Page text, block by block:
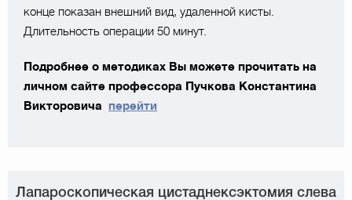
конце показан внешний вид, удаленной кисты.
Длительность операции 50 минут.
Подробнее о методиках Вы можете прочитать на
личном сайте профессора Пучкова Константина
Викторовича перейти
Лапароскопическая цистаднексэктомия слева